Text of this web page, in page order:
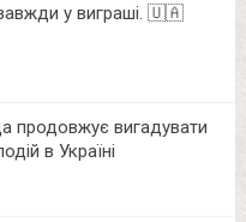
у виграші. 🇺🇦
продовжує вигадувати
в Україні